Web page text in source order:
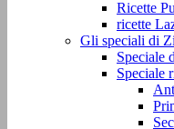
Ricette
ricette
Gli speciali di
Speciale
Speciale